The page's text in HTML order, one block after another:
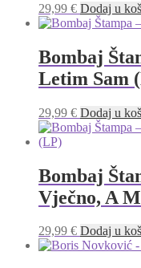
29,99 € Dodaj u
Bombaj
Letim Sam
29,99 € Dodaj u
Bombaj
Vječno, A
29,99 € Dodaj u